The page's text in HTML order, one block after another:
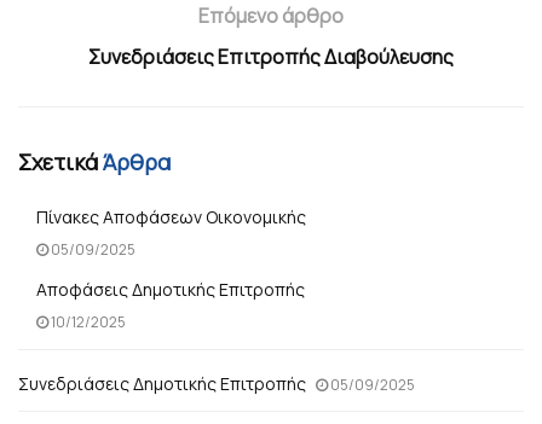
Επόμενο άρθρο
Συνεδριάσεις Επιτροπής Διαβούλευσης
ΣχετικάΆρθρα
Πίνακες Αποφάσεων Οικονομικής
05/09/2025
Αποφάσεις Δημοτικής Επιτροπής
10/12/2025
Συνεδριάσεις Δημοτικής Επιτροπής 05/09/2025